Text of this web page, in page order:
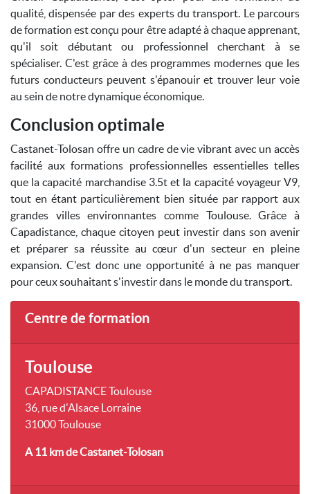
qualité, dispensée par des experts du transport. Le parcours
de formation est conçu pour être adapté à chaque apprenant,
qu'il soit débutant ou professionnel cherchant à se
spécialiser. C'est grâce à des programmes modernes que les
futurs conducteurs peuvent s'épanouir et trouver leur voie
au sein de notre dynamique économique.
Conclusion optimale
Castanet-Tolosan offre un cadre de vie vibrant avec un accès
facilité aux formations professionnelles essentielles telles
que la capacité marchandise 3.5t et la capacité voyageur V9,
tout en étant particulièrement bien située par rapport aux
grandes villes environnantes comme Toulouse. Grâce à
Capadistance, chaque citoyen peut investir dans son avenir
et préparer sa réussite au cœur d'un secteur en pleine
expansion. C'est donc une opportunité à ne pas manquer
pour ceux souhaitant s'investir dans le monde du transport.
Centre de formation
Toulouse
CAPADISTANCE Toulouse
36, rue d'Alsace Lorraine
31000 Toulouse
A 11 kmde Castanet-Tolosan